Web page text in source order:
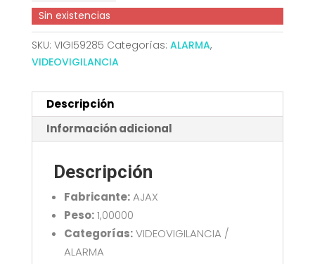
Sin existencias
SKU: VIGI59285 Categorías: ALARMA,
VIDEOVIGILANCIA
Descripción
Información adicional
Descripción
Fabricante:AJAX
Peso:1,00000
Categorías:VIDEOVIGILANCIA /
ALARMA